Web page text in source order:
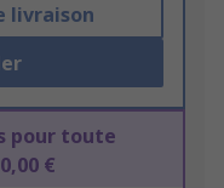
livraison
pour toute
€